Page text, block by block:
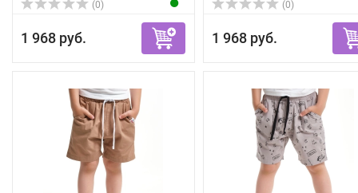
(0)
1 968 руб.
(0)
1 968 руб.